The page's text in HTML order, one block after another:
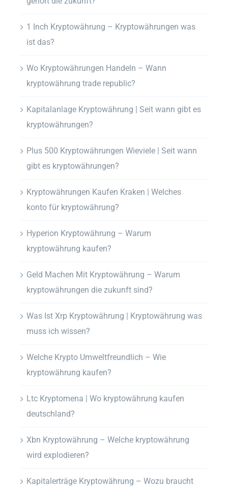
1 Inch Kryptowährung – Kryptowährungen was
ist das?
Wo Kryptowährungen Handeln – Wann
kryptowährung trade republic?
Kapitalanlage Kryptowährung | Seit wann gibt es
kryptowährungen?
Plus 500 Kryptowährungen Wieviele | Seit wann
gibt es kryptowährungen?
Kryptowährungen Kaufen Kraken | Welches
konto für kryptowährung?
Hyperion Kryptowährung – Warum
kryptowährung kaufen?
Geld Machen Mit Kryptowährung – Warum
kryptowährungen die zukunft sind?
Was Ist Xrp Kryptowährung | Kryptowährung was
muss ich wissen?
Welche Krypto Umweltfreundlich – Wie
kryptowährung kaufen?
Ltc Kryptomena | Wo kryptowährung kaufen
deutschland?
Xbn Kryptowährung – Welche kryptowährung
wird explodieren?
Kapitalerträge Kryptowährung – Wozu braucht